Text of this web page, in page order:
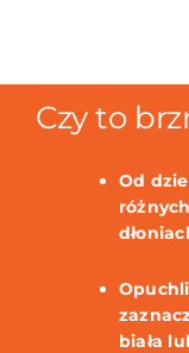
Czy to
Od
biała